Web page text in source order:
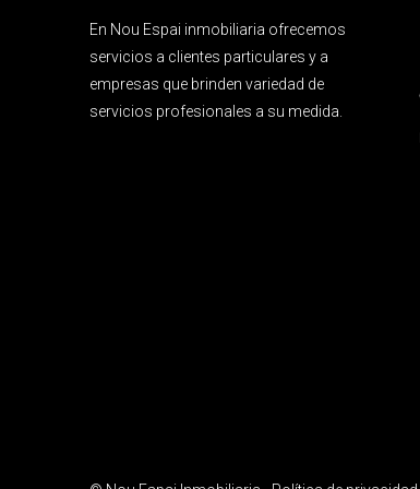
En Nou Espai inmobiliaria ofrecemos
servicios a clientes particulares y a
empresas que brinden variedad de
servicios profesionales a su medida.